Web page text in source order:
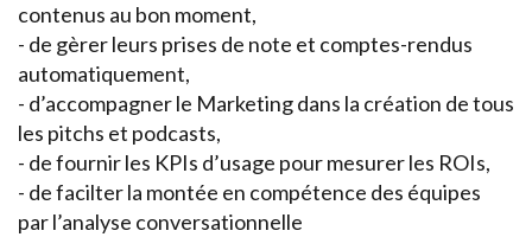
contenus au bon moment,
- de gèrer leurs prises de note et comptes-rendus
automatiquement,
- d’accompagner le Marketing dans la création de tous
les pitchs et podcasts,
- de fournir les KPIs d’usage pour mesurer les ROIs,
- de facilter la montée en compétence des équipes
par l’analyse conversationnelle